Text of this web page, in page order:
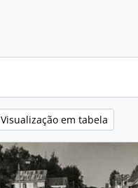
Visualização em tabela